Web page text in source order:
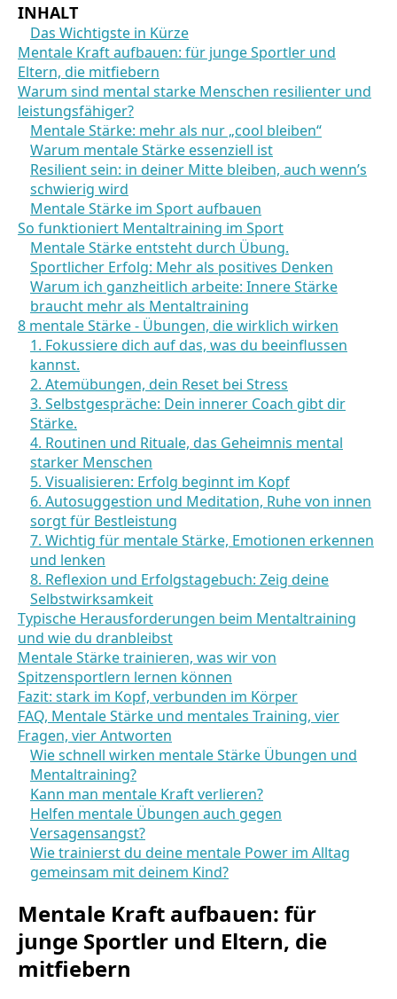
INHALT
Das Wichtigste in Kürze
Mentale Kraft aufbauen: für junge Sportler und
Eltern, die mitfiebern
Warum sind mental starke Menschen resilienter und
leistungsfähiger?
Mentale Stärke: mehr als nur „cool bleiben“
Warum mentale Stärke essenziell ist
Resilient sein: in deiner Mitte bleiben, auch wenn’s
schwierig wird
Mentale Stärke im Sport aufbauen
So funktioniert Mentaltraining im Sport
Mentale Stärke entsteht durch Übung.
Sportlicher Erfolg: Mehr als positives Denken
Warum ich ganzheitlich arbeite: Innere Stärke
braucht mehr als Mentaltraining
8 mentale Stärke - Übungen, die wirklich wirken
1. Fokussiere dich auf das, was du beeinflussen
kannst.
2. Atemübungen, dein Reset bei Stress
3. Selbstgespräche: Dein innerer Coach gibt dir
Stärke.
4. Routinen und Rituale, das Geheimnis mental
starker Menschen
5. Visualisieren: Erfolg beginnt im Kopf
6. Autosuggestion und Meditation, Ruhe von innen
sorgt für Bestleistung
7. Wichtig für mentale Stärke, Emotionen erkennen
und lenken
8. Reflexion und Erfolgstagebuch: Zeig deine
Selbstwirksamkeit
Typische Herausforderungen beim Mentaltraining
und wie du dranbleibst
Mentale Stärke trainieren, was wir von
Spitzensportlern lernen können
Fazit: stark im Kopf, verbunden im Körper
FAQ, Mentale Stärke und mentales Training, vier
Fragen, vier Antworten
Wie schnell wirken mentale Stärke Übungen und
Mentaltraining?
Kann man mentale Kraft verlieren?
Helfen mentale Übungen auch gegen
Versagensangst?
Wie trainierst du deine mentale Power im Alltag
gemeinsam mit deinem Kind?
Mentale Kraft aufbauen: für
junge Sportler und Eltern, die
mitfiebern